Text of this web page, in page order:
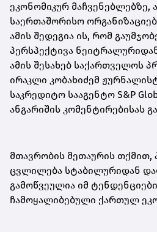
ეკონომიკურ მაჩვენებლებზე,
საერთაშორისო
ამის შედეგია ის, რომ
პერსპექტივა
ამის შესახებ საქართველოს
ირაკლი კობახიძემ
საკრედიტო სააგენტო S&P
ანგარიშის კომენტირებისას
მთავრობის მეთაურის თქმით,
ცვლილება სტაბილურიდან
გამოწვეულია იმ
ჩამოყალიბებული ქართულ